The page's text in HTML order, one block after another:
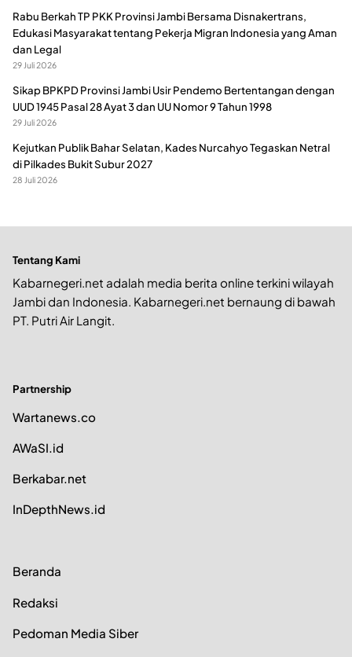
Rabu Berkah TP PKK Provinsi Jambi Bersama Disnakertrans,
Edukasi Masyarakat tentang Pekerja Migran Indonesia yang Aman
dan Legal
29 Juli 2026
Sikap BPKPD Provinsi Jambi Usir Pendemo Bertentangan dengan
UUD 1945 Pasal 28 Ayat 3 dan UU Nomor 9 Tahun 1998
29 Juli 2026
Kejutkan Publik Bahar Selatan, Kades Nurcahyo Tegaskan Netral
di Pilkades Bukit Subur 2027
28 Juli 2026
Tentang Kami
Kabarnegeri.net adalah media berita online terkini wilayah
Jambi dan Indonesia. Kabarnegeri.net bernaung di bawah
PT. Putri Air Langit.
Partnership
Wartanews.co
AWaSI.id
Berkabar.net
InDepthNews.id
Beranda
Redaksi
Pedoman Media Siber